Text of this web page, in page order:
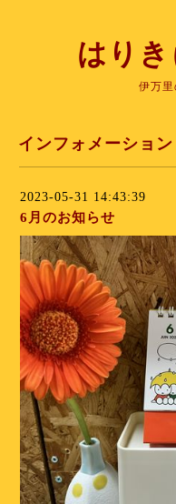
はり
伊万
インフォメーション
2023-05-31 14:43:39
6月のお知らせ